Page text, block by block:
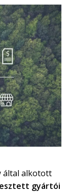
által alkotott
gyártói